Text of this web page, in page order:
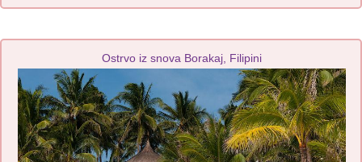
Ostrvo iz snova Borakaj, Filipini